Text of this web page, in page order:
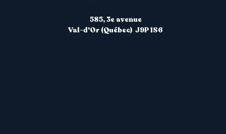
585, 3e avenue
Val-d'Or (Québec) J9P 1S6